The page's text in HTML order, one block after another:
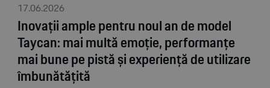
17.06.2026
Inovații ample pentru noul an de model
Taycan: mai multă emoție, performanțe
mai bune pe pistă și experiență de utilizare
îmbunătățită